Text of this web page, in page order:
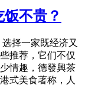
不贵？
择一家既经济又
推荐，它们不仅
情趣，德發興茶
式美食著称，人